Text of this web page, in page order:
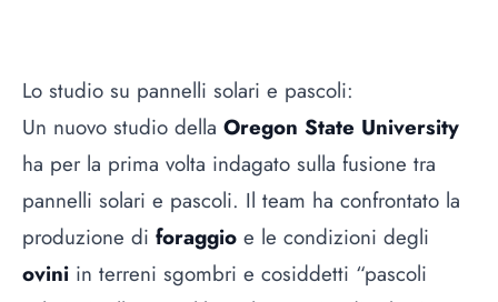
Lo studio su pannelli solari e pascoli:
Un nuovo studio della Oregon State University
ha per la prima volta indagato sulla fusione tra
pannelli solari e pascoli. Il team ha confrontato la
produzione di foraggio e le condizioni degli
ovini in terreni sgombri e cosiddetti “pascoli